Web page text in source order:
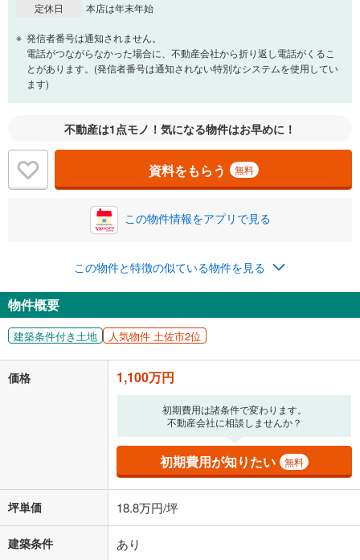
定休日
本店は年末年始
発信者番号は通知されません。
電話がつながらなかった場合に、不動産会社から折り返し電話がくるこ
とがあります。(発信者番号は通知されない特別なシステムを使用してい
ます)
不動産は1点モノ！気になる物件はお早めに！
資料をもらう 無料
この物件情報をアプリで見る
この物件と特徴の似ている物件を見る
物件概要
建築条件付き土地 人気物件 土佐市2位
価格 1,100万円
初期費用は諸条件で変わります。
不動産会社に相談しませんか？
初期費用が知りたい 無料
坪単価 18.8万円/坪
建築条件 あり